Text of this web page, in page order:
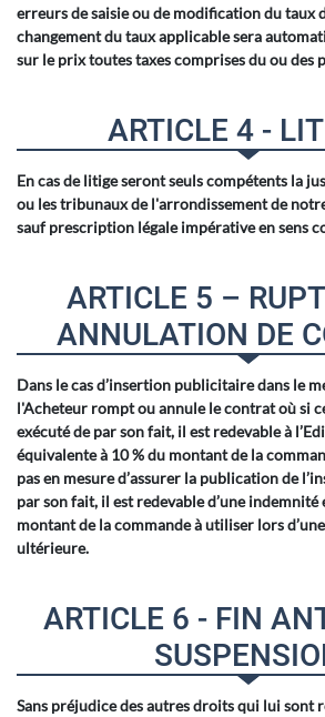
erreurs de saisie ou de modification du taux
changement du taux applicable sera
sur le prix toutes taxes comprises du ou des
ARTICLE 4 -
En cas de litige seront seuls compétents la
ou les tribunaux de l'arrondissement de
sauf prescription légale impérative en sens
ARTICLE 5 –
ANNULATION DE
Dans le cas d’insertion publicitaire dans le
l'Acheteur rompt ou annule le contrat où si
exécuté de par son fait, il est redevable à
équivalente à 10 % du montant de la
pas en mesure d’assurer la publication de
par son fait, il est redevable d’une indemnité
montant de la commande à utiliser lors
ultérieure.
ARTICLE 6 - FIN
Sans préjudice des autres droits qui lui sont